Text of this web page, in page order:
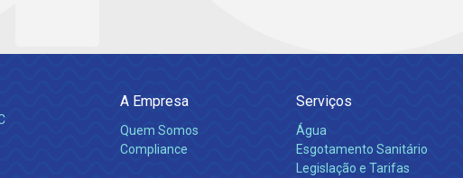
A Empresa
Quem Somos
Compliance
Serviços
Água
Esgotamento Sanitário
Legislação e Tarifas